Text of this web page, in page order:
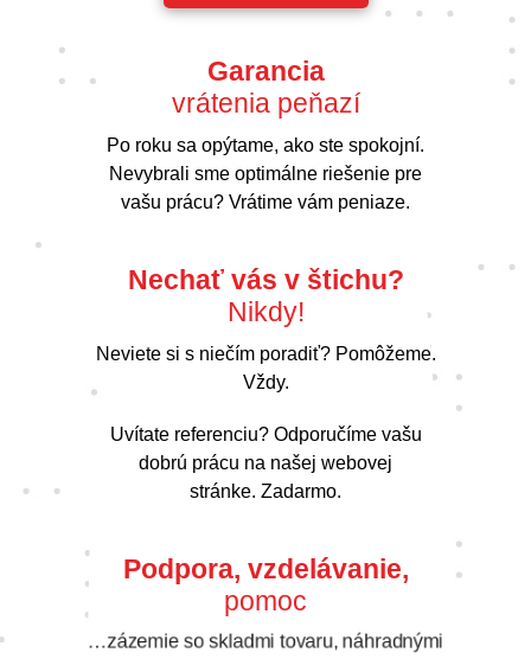
Garancia
vrátenia peňazí
Po roku sa opýtame, ako ste spokojní.
Nevybrali sme optimálne riešenie pre
vašu prácu? Vrátime vám peniaze.
Nechať vás v štichu?
Nikdy!
Neviete si s niečím poradiť? Pomôžeme.
Vždy.
Uvítate referenciu? Odporučíme vašu
dobrú prácu na našej webovej
stránke. Zadarmo.
Podpora, vzdelávanie,
pomoc
…zázemie so skladmi tovaru, náhradnými